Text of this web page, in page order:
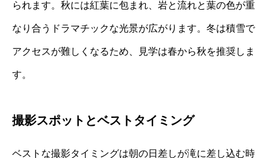
られます。秋には紅葉に包まれ、岩と流れと葉の色が重
なり合うドラマチックな光景が広がります。冬は積雪で
アクセスが難しくなるため、見学は春から秋を推奨しま
す。
撮影スポットとベストタイミング
ベストな撮影タイミングは朝の日差しが滝に差し込む時